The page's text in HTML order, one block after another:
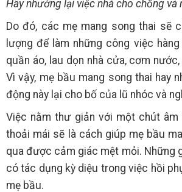
Hãy nhường lại việc nhà cho chồng và
Do đó, các mẹ mang song thai sẽ
lượng để làm những công việc
quần áo, lau dọn nhà cửa, cơm
Vì vậy, mẹ bầu mang song thai hay
động này lại cho bố của lũ nhóc và
Việc nằm thư giản với một chút
thoải mái sẽ là cách giúp mẹ bầu
qua được cảm giác mệt mỏi. Những
có tác dụng kỳ diệu trong việc hồi
mẹ bầu.